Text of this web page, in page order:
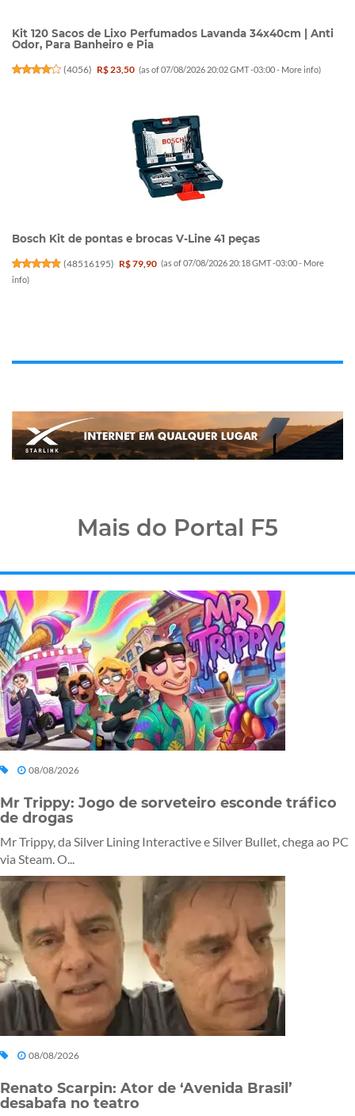
Kit 120 Sacos de Lixo Perfumados Lavanda 34x40cm | Anti
Odor, Para Banheiro e Pia
(4056) R$ 23,50 (as of 07/08/2026 20:02 GMT -03:00 - More info)
Bosch Kit de pontas e brocas V-Line 41 peças
(48516195) R$ 79,90 (as of 07/08/2026 20:18 GMT -03:00 - More
info)
Mais do Portal F5
08/08/2026
Mr Trippy: Jogo de sorveteiro esconde tráfico
de drogas
Mr Trippy, da Silver Lining Interactive e Silver Bullet, chega ao PC
via Steam. O...
08/08/2026
Renato Scarpin: Ator de ‘Avenida Brasil’
desabafa no teatro